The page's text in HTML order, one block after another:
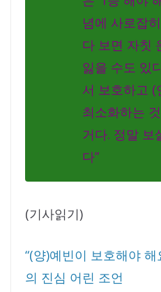
념에 사로잡
다 보면 자칫
잃을 수도 있
서 보호하고 (
최소화하는
거다. 정말 보
다”
(기사읽기)
“(양)예빈이 보호해야
의 진심 어린 조언